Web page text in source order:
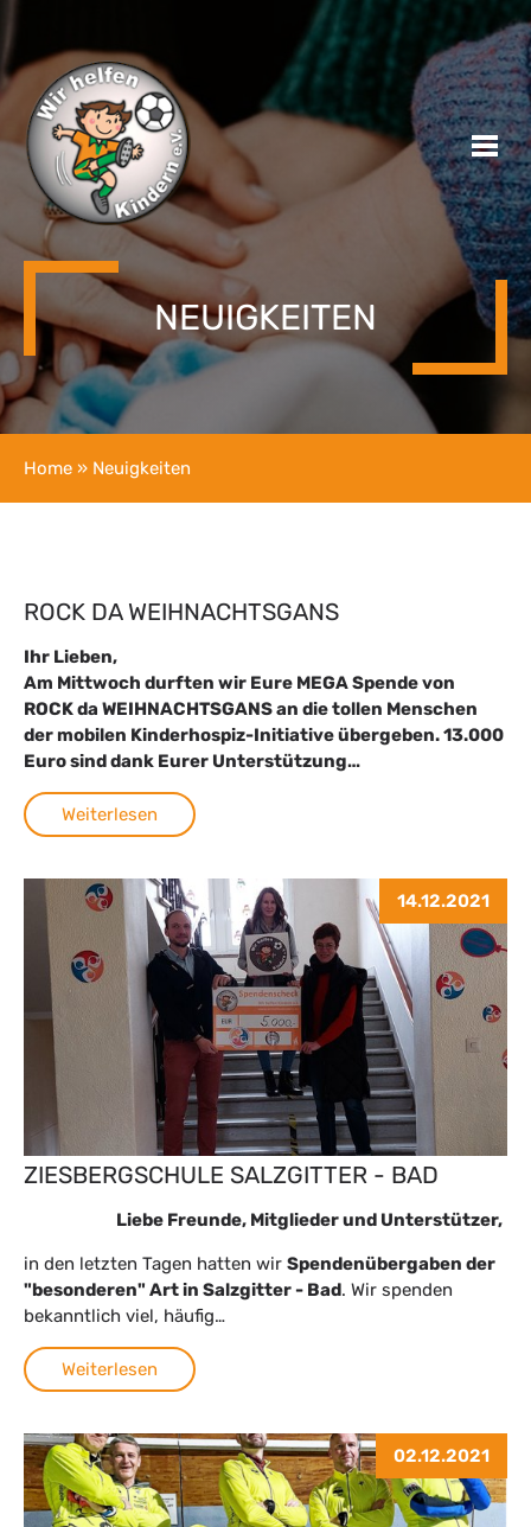
NEUIGKEITEN
Home » Neuigkeiten
ROCK DA WEIHNACHTSGANS
Ihr Lieben,
Am Mittwoch durften wir Eure MEGA Spende von
ROCK da WEIHNACHTSGANS an die tollen Menschen
der mobilen Kinderhospiz-Initiative übergeben. 13.000
Euro sind dank Eurer Unterstützung…
Weiterlesen
14.12.2021
ZIESBERGSCHULE SALZGITTER - BAD
Liebe Freunde, Mitglieder und Unterstützer,
in den letzten Tagen hatten wir Spendenübergaben der
"besonderen" Art in Salzgitter - Bad. Wir spenden
bekanntlich viel, häufig…
Weiterlesen
02.12.2021